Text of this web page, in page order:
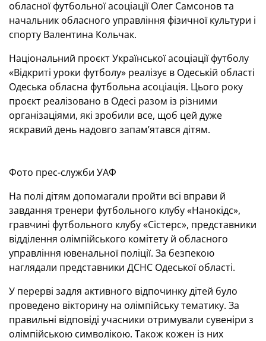
обласної футбольної асоціації Олег Самсонов та
начальник обласного управління фізичної культури і
спорту Валентина Кольчак.
Національний проєкт Української асоціації футболу
«Відкриті уроки футболу» реалізує в Одеській області
Одеська обласна футбольна асоціація. Цього року
проєкт реалізовано в Одесі разом із різними
організаціями, які зробили все, щоб цей дуже
яскравий день надовго запам’ятався дітям.
Фото прес-служби УАФ
На полі дітям допомагали пройти всі вправи й
завдання тренери футбольного клубу «Нанокідс»,
гравчині футбольного клубу «Сістерс», представники
відділення олімпійського комітету й обласного
управління ювенальної поліції. За безпекою
наглядали представники ДСНС Одеської області.
У перерві задля активного відпочинку дітей було
проведено вікторину на олімпійську тематику. За
правильні відповіді учасники отримували сувеніри з
олімпійською символікою. Також кожен із них